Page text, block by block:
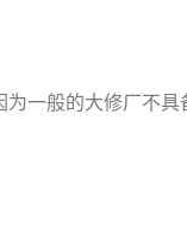
为一般的大修厂不